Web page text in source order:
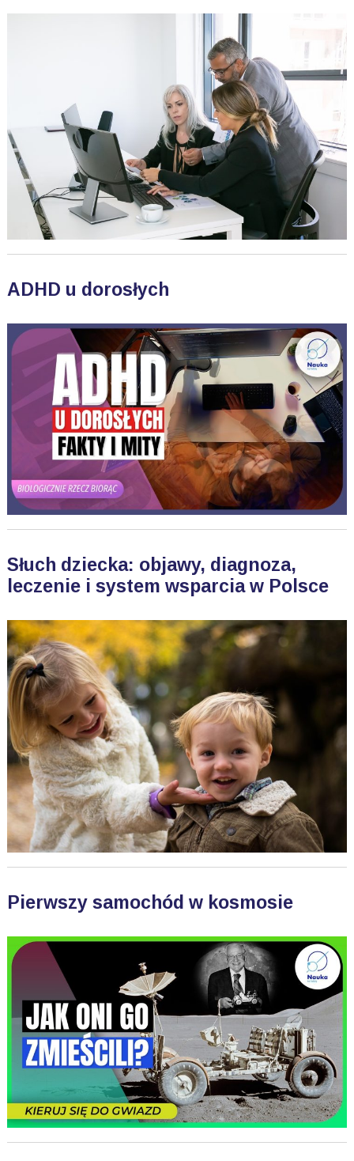
ADHD u dorosłych
Słuch dziecka: objawy, diagnoza,
leczenie i system wsparcia w Polsce
Pierwszy samochód w kosmosie